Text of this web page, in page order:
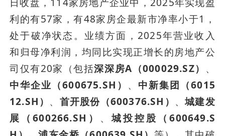
日收盘，114家房地产企业中，2025年实现盈
利的有57家，有48家房企最新市净率小于1，
处于破净状态。业绩方面，2025年营业收入
和归母净利润，均同比实现正增长的房地产公
司仅有20家（包括深深房A（000029.SZ） 、
中华企业（600675.SH） 、 中新集团（6015
12.SH） 、 首开股份（600376.SH） 、城建发
展（600266.SH） 、城投控股（600649.S